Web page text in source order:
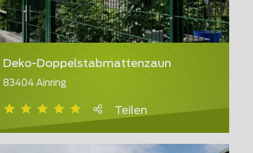
Deko-Doppelstabmattenzaun
83404 Ainring
Teilen